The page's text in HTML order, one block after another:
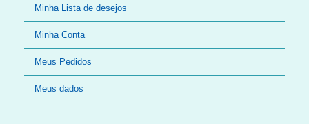
Minha Lista de desejos
Minha Conta
Meus Pedidos
Meus dados